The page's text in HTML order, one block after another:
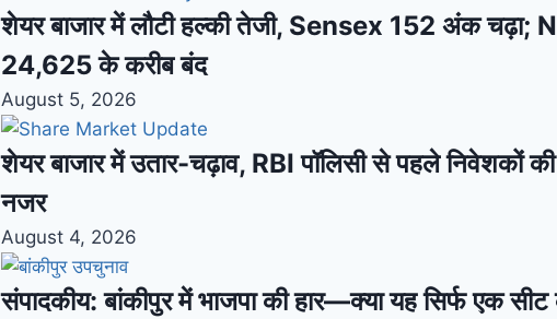
शेयर बाजार में लौटी हल्की तेजी, Sensex 152 अंक चढ़ा;
24,625 के करीब बंद
August 5, 2026
शेयर बाजार में उतार-चढ़ाव, RBI पॉलिसी से पहले निवेशकों की
नजर
August 4, 2026
संपादकीय: बांकीपुर में भाजपा की हार—क्या यह सिर्फ एक सीट